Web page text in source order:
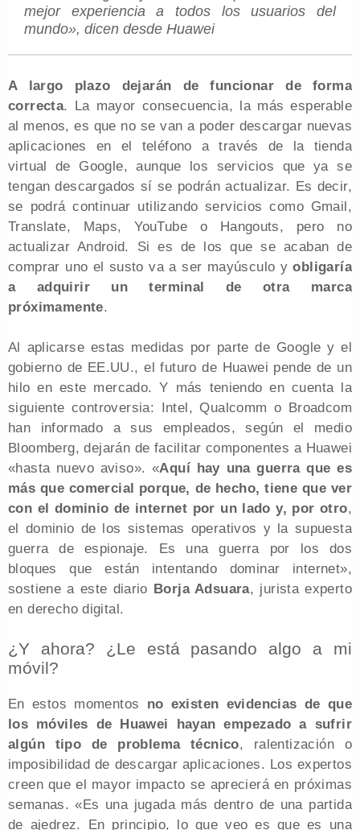
mejor experiencia a todos los usuarios del
mundo», dicen desde Huawei
A largo plazo dejarán de funcionar de forma
correcta. La mayor consecuencia, la más esperable
al menos, es que no se van a poder descargar nuevas
aplicaciones en el teléfono a través de la tienda
virtual de Google, aunque los servicios que ya se
tengan descargados sí se podrán actualizar. Es decir,
se podrá continuar utilizando servicios como Gmail,
Translate, Maps, YouTube o Hangouts, pero no
actualizar Android. Si es de los que se acaban de
comprar uno el susto va a ser mayúsculo y obligaría
a adquirir un terminal de otra marca
próximamente.
Al aplicarse estas medidas por parte de Google y el
gobierno de EE.UU., el futuro de Huawei pende de un
hilo en este mercado. Y más teniendo en cuenta la
siguiente controversia: Intel, Qualcomm o Broadcom
han informado a sus empleados, según el medio
Bloomberg, dejarán de facilitar componentes a Huawei
«hasta nuevo aviso». «Aquí hay una guerra que es
más que comercial porque, de hecho, tiene que ver
con el dominio de internet por un lado y, por otro,
el dominio de los sistemas operativos y la supuesta
guerra de espionaje. Es una guerra por los dos
bloques que están intentando dominar internet»,
sostiene a este diario Borja Adsuara, jurista experto
en derecho digital.
¿Y ahora? ¿Le está pasando algo a mi
móvil?
En estos momentos no existen evidencias de que
los móviles de Huawei hayan empezado a sufrir
algún tipo de problema técnico, ralentización o
imposibilidad de descargar aplicaciones. Los expertos
creen que el mayor impacto se aprecierá en próximas
semanas. «Es una jugada más dentro de una partida
de ajedrez. En principio, lo que veo es que es una